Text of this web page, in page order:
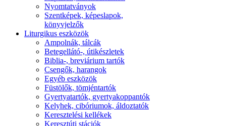
Nyomtatványok
Szentképek, képeslapok,
könyvjelzők
Liturgikus eszközök
Ampolnák, tálcák
Betegellátó-, útikészletek
Biblia-, breviárium tartók
Csengők, harangok
Egyéb eszközök
Füstölők, tömjéntartók
Gyertyatartók, gyertyakoppantók
Kelyhek, cibóriumok, áldoztatók
Keresztelési kellékek
Keresztúti stációk